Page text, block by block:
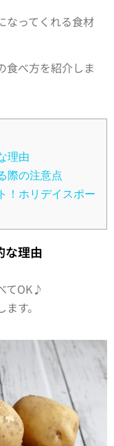
なってくれる食材
食べ方を紹介しま
理由
際の注意点
！ホリデイスポー
な理由
てOK♪
す。